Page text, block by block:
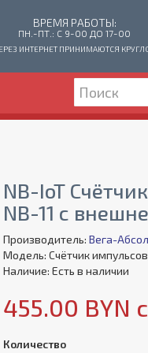
ВРЕМЯ РАБОТЫ:
ПН.-ПТ.: C 9-00 ДО 17-00
ИНТЕРНЕТ ПРИНИМАЮТСЯ
NB-IoT
NB-11 с
Производитель: Вега-
Модель: Cчётчик импульсов
Наличие: Есть в наличии
455.00 BYN
Количество